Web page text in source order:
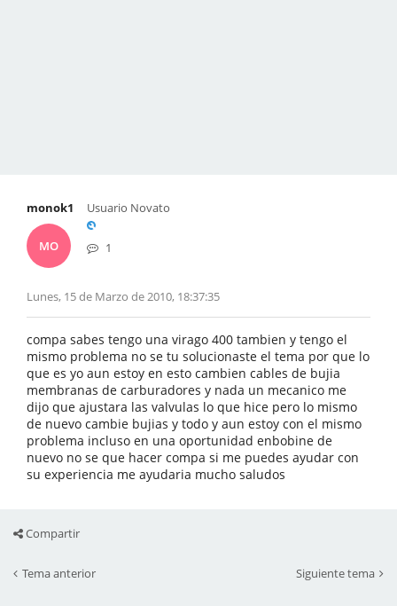
monok1
MO
Usuario Novato
1
Lunes, 15 de Marzo de 2010, 18:37:35
compa sabes tengo una virago 400 tambien y tengo el
mismo problema no se tu solucionaste el tema por que lo
que es yo aun estoy en esto cambien cables de bujia
membranas de carburadores y nada un mecanico me
dijo que ajustara las valvulas lo que hice pero lo mismo
de nuevo cambie bujias y todo y aun estoy con el mismo
problema incluso en una oportunidad enbobine de
nuevo no se que hacer compa si me puedes ayudar con
su experiencia me ayudaria mucho saludos
Compartir
Tema anterior Siguiente tema